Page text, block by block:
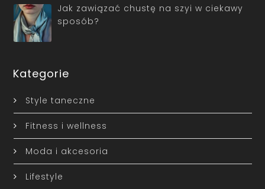
Jak zawiązać chustę na szyi w ciekawy
sposób?
Kategorie
Style taneczne
Fitness i wellness
Moda i akcesoria
Lifestyle